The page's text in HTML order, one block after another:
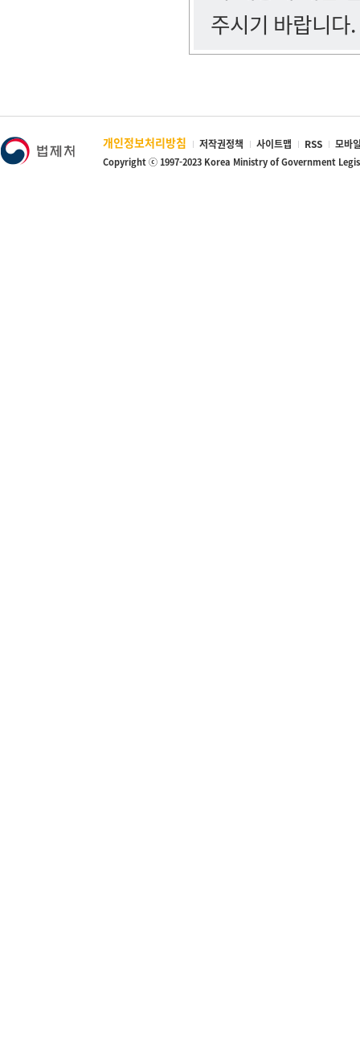
주시기 바랍니다.
개인정보처리방침 저작권정책 사이트맵 RSS 모바
Copyright ⓒ 1997-2023 Korea Ministry of Government